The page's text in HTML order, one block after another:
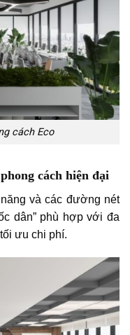
cách Eco
cách hiện đại
và các đường nét
dân” phù hợp với đa
ưu chi phí.